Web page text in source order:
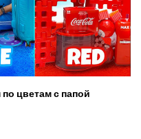
цветам с папой